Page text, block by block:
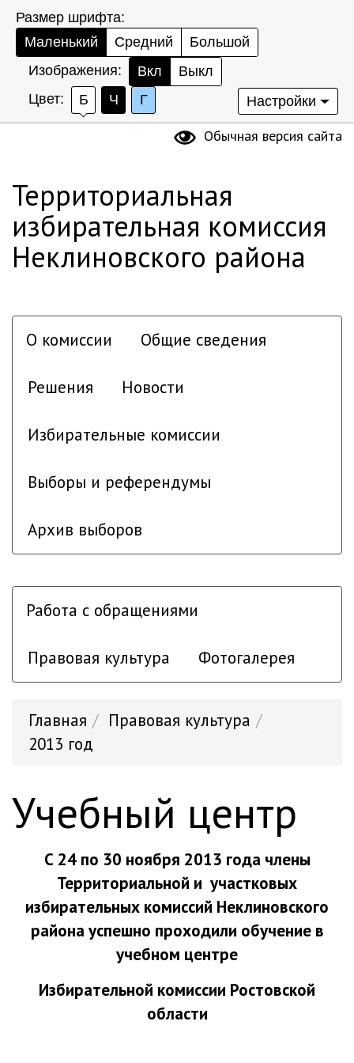
Размер шрифта:
Маленький
Средний
Большой
Изображения:
Вкл
Выкл
Цвет:
Б Ч Г Настройки
Обычная версия сайта
Территориальная
избирательная комиссия
Неклиновского района
О комиссии Общие сведения
Решения Новости
Избирательные комиссии
Выборы и референдумы
Архив выборов
Работа с обращениями
Правовая культура Фотогалерея
Главная
Правовая культура
2013 год
Учебный центр
С 24 по 30 ноября 2013 года члены
Территориальной и участковых
избирательных комиссий Неклиновского
района успешно проходили обучение в
учебном центре
Избирательной комиссии Ростовской
области